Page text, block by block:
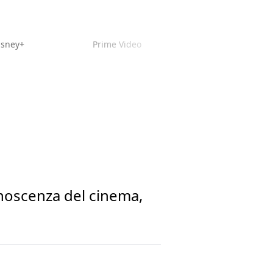
Prime Video
del cinema,